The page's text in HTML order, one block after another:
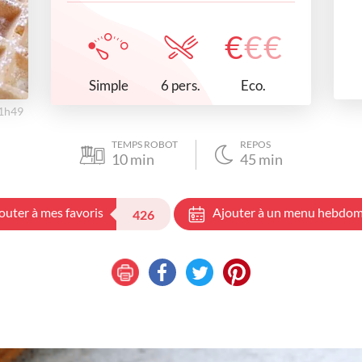
Simple 6 pers.
€€€
Eco.
TEMPS ROBOT
10min
REPOS
45 min
à mes favoris 426 Ajouter à un menu